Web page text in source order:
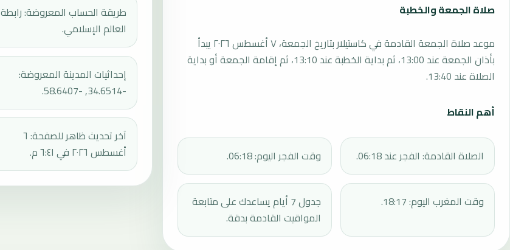
صلاة الجمعة والخطبة
موعد صلاة الجمعة القادمة في كاستيلار بتاريخ الجمعة، ٧ أغسطس ٢٠٢٦ يبدأ
بأذان الجمعة عند 13:00، ثم بداية الخطبة عند 13:10، ثم إقامة الجمعة أو بداية
الصلاة عند 13:40.
أهم النقاط
الصلاة القادمة: الفجر عند 06:18. وقت الفجر اليوم: 06:18.
وقت المغرب اليوم: 18:17.
جدول 7 أيام يساعدك على متابعة
المواقيت القادمة بدقة.
طريقة الحساب المعروضة: رابطة
العالم الإسلامي.
إحداثيات المدينة المعروضة:
-34.6514, -58.6407.
آخر تحديث ظاهر للصفحة: ٦
أغسطس ٢٠٢٦ في ٦:٤١ م.